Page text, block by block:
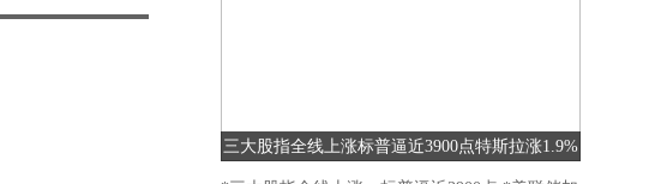
三大股指全线上涨标普逼近3900点特斯拉涨1.9%